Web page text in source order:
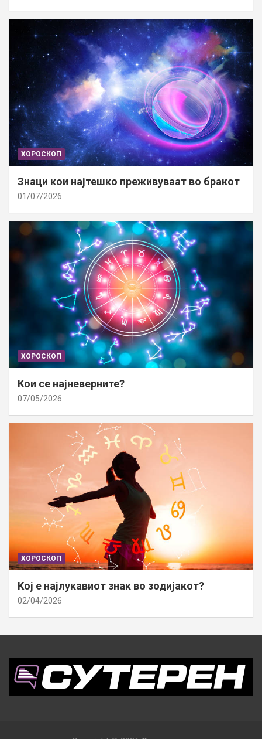
ХОРОСКОП
Знаци кои најтешко преживуваат во бракот
01/07/2026
ХОРОСКОП
Кои се најневерните?
07/05/2026
ХОРОСКОП
Кој е најлукавиот знак во зодијакот?
02/04/2026